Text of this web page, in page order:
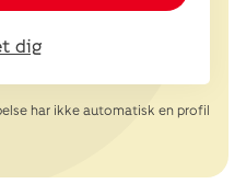
dig
har ikke automatisk en profil